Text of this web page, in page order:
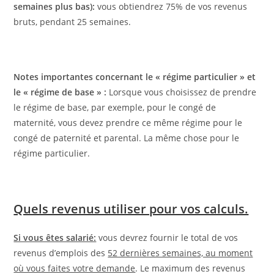
semaines plus bas): vous obtiendrez 75% de vos revenus
bruts, pendant 25 semaines.
Notes importantes concernant le « régime particulier » et
le « régime de base » : Lorsque vous choisissez de prendre
le régime de base, par exemple, pour le congé de
maternité, vous devez prendre ce même régime pour le
congé de paternité et parental. La même chose pour le
régime particulier.
Quels revenus utiliser pour vos calculs.
Si vous êtes salarié: vous devrez fournir le total de vos
revenus d’emplois des 52 dernières semaines, au moment
où vous faites votre demande. Le maximum des revenus